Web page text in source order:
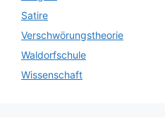
Satire
Verschwörungstheorie
Waldorfschule
Wissenschaft